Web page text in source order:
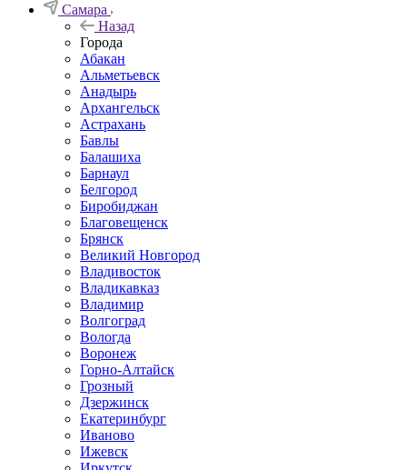
Самара
Назад
Города
Абакан
Альметьевск
Анадырь
Архангельск
Астрахань
Бавлы
Балашиха
Барнаул
Белгород
Биробиджан
Благовещенск
Брянск
Великий Новгород
Владивосток
Владикавказ
Владимир
Волгоград
Вологда
Воронеж
Горно-Алтайск
Грозный
Дзержинск
Екатеринбург
Иваново
Ижевск